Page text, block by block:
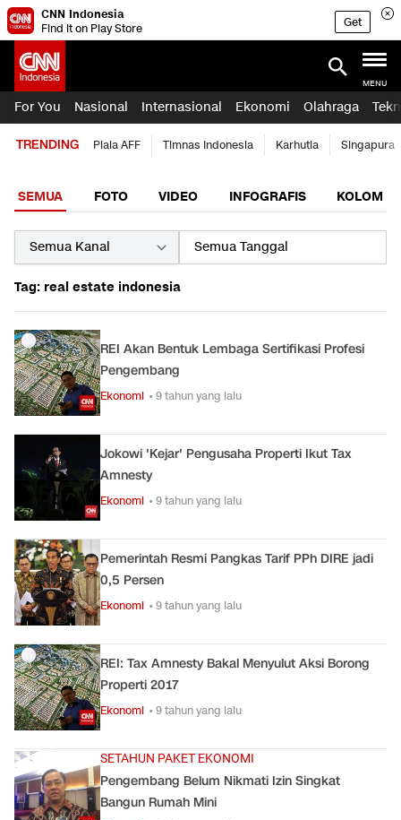
CNN Indonesia
Find it on Play Store
Get
MENU
For You Nasional Internasional Ekonomi Olahraga
TRENDING Piala AFF Timnas Indonesia Karhutla Singapura
SEMUA FOTO VIDEO INFOGRAFIS KOLOM
Tag: real estate indonesia
REI Akan Bentuk Lembaga Sertifikasi Profesi
Pengembang
Ekonomi • 9 tahun yang lalu
Jokowi 'Kejar' Pengusaha Properti Ikut Tax
Amnesty
Ekonomi • 9 tahun yang lalu
Pemerintah Resmi Pangkas Tarif PPh DIRE jadi
0,5 Persen
Ekonomi • 9 tahun yang lalu
REI: Tax Amnesty Bakal Menyulut Aksi Borong
Properti 2017
Ekonomi • 9 tahun yang lalu
SETAHUN PAKET EKONOMI
Pengembang Belum Nikmati Izin Singkat
Bangun Rumah Mini